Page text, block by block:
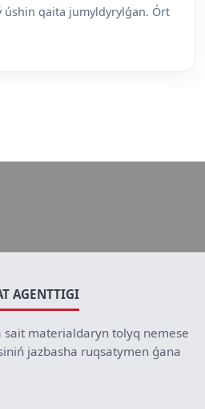
úshin qaita jumyldyrylǵan. Órt
AGENTTIGI
materialdaryn tolyq nemese
jazbasha ruqsatymen ǵana